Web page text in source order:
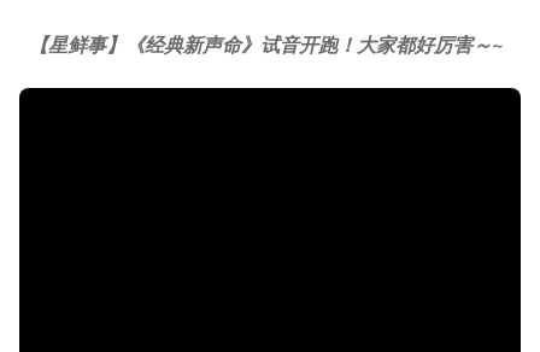
【星鲜事】《经典新声命》试音开跑！大家都好厉害～~